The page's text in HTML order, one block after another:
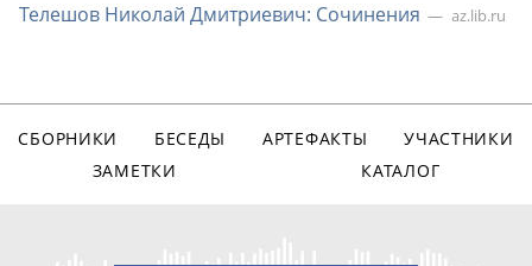
Телешов Николай Дмитриевич: Сочинения
az.lib.ru
СБОРНИКИ БЕСЕДЫ АРТЕФАКТЫ
УЧАСТНИКИ
ЗАМЕТКИ
КАТАЛОГ